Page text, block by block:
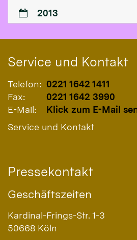
2013
Service und Kontakt
Telefon: 0221 1642 1411
Fax:
0221 1642 3990
E-Mail:
Klick zum E-Mail
Service und Kontakt
Pressekontakt
Geschäftszeiten
Kardinal-Frings-Str. 1-3
50668 Köln